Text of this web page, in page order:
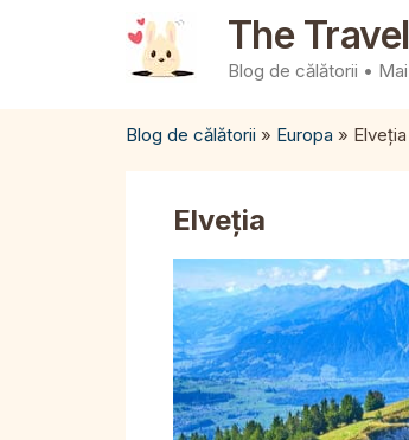
The
Blog de călătorii •
Blog de călătorii » Europa » Elveția
Elveția